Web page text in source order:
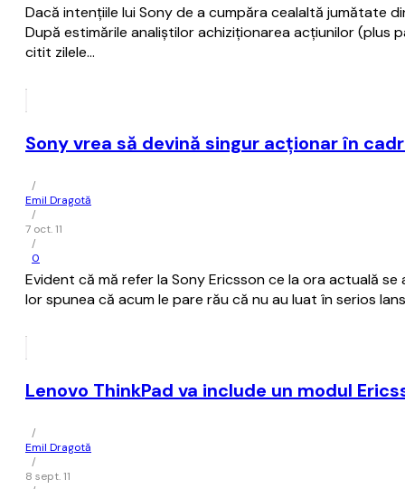
Dacă intențiile lui Sony de a cumpăra cealaltă jumătate
După estimările analiștilor achiziționarea acțiunilor (plus
citit zilele…
Sony vrea să devină singur acționar în
/
Emil Dragotă
/
7 oct. 11
/
0
Evident că mă refer la Sony Ericsson ce la ora actuală
lor spunea că acum le pare rău că nu au luat în serios
Lenovo ThinkPad va include un modul
/
Emil Dragotă
/
8 sept. 11